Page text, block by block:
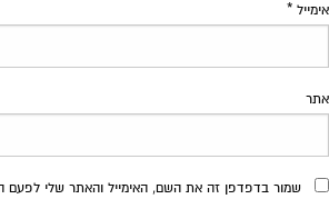
אימייל *
אתר
שמור בדפדפן זה את השם, האימייל והאתר שלי לפעם